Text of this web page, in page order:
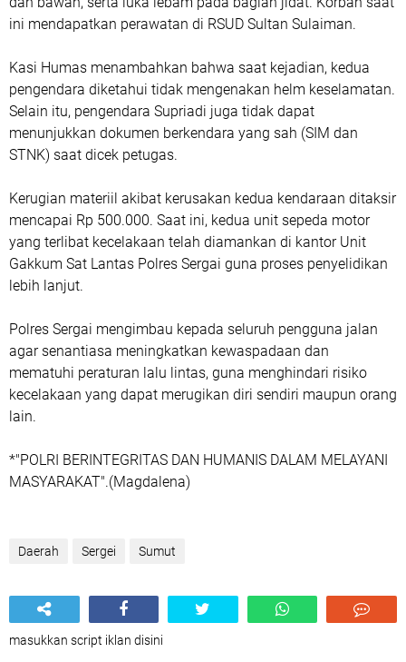
ini mendapatkan perawatan di RSUD Sultan Sulaiman.
Kasi Humas menambahkan bahwa saat kejadian, kedua
pengendara diketahui tidak mengenakan helm keselamatan.
Selain itu, pengendara Supriadi juga tidak dapat
menunjukkan dokumen berkendara yang sah (SIM dan
STNK) saat dicek petugas.
Kerugian materiil akibat kerusakan kedua kendaraan ditaksir
mencapai Rp 500.000. Saat ini, kedua unit sepeda motor
yang terlibat kecelakaan telah diamankan di kantor Unit
Gakkum Sat Lantas Polres Sergai guna proses penyelidikan
lebih lanjut.
Polres Sergai mengimbau kepada seluruh pengguna jalan
agar senantiasa meningkatkan kewaspadaan dan
mematuhi peraturan lalu lintas, guna menghindari risiko
kecelakaan yang dapat merugikan diri sendiri maupun orang
lain.
*"POLRI BERINTEGRITAS DAN HUMANIS DALAM MELAYANI
MASYARAKAT".(Magdalena)
Daerah Sergei Sumut
masukkan script iklan disini